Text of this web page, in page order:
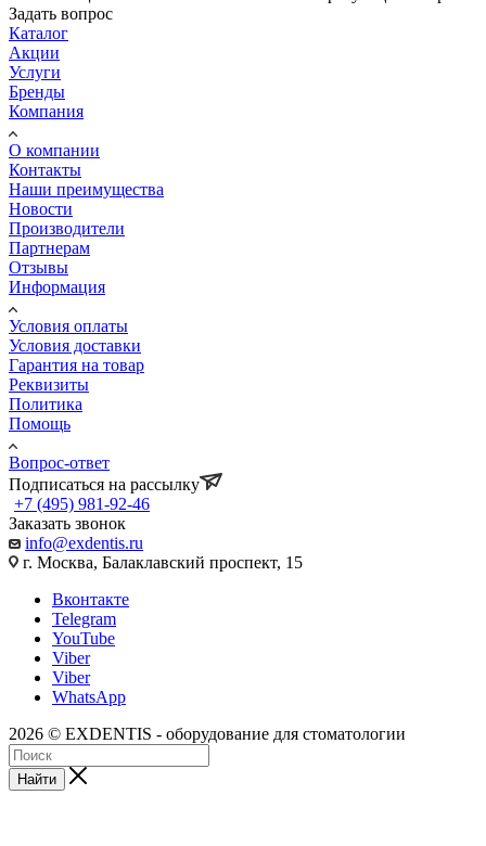
Задать вопрос
Каталог
Акции
Услуги
Бренды
Компания
О компании
Контакты
Наши преимущества
Новости
Производители
Партнерам
Отзывы
Информация
Условия оплаты
Условия доставки
Гарантия на товар
Реквизиты
Политика
Помощь
Вопрос-ответ
Подписаться на рассылку
+7 (495) 981-92-46
Заказать звонок
info@exdentis.ru
г. Москва, Балаклавский проспект, 15
Вконтакте
Telegram
YouTube
Viber
Viber
WhatsApp
2026 © EXDENTIS - оборудование для стоматологии
Найти